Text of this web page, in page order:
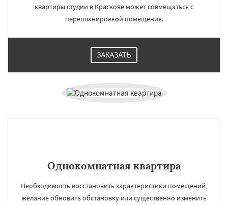
квартиры студии в Краскове может совмещаться с
перепланировкой помещения.
ЗАКАЗАТЬ
Однокомнатная квартира
Необходимость восстановить характеристики помещений,
желание обновить обстановку или существенно изменить